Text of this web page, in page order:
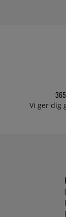
Vi ger dig